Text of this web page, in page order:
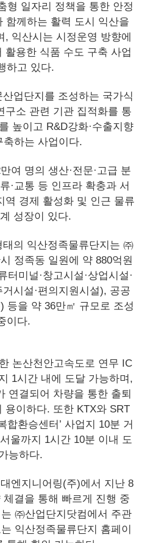
형 일자리 정책을 통한 안정
함께하는 활력 도시 익산을
, 익산시는 시정운영 방향에
활용한 식품 수도 구축 사업
하고 있다.
업단지를 조성하는 국가식
구소 관련 기관 집적화를 통
높이고 R&D강화·수출지향
축하는 사업이다.
여 명의 생산·전문·고급 분
·교통 등 인프라 확충과 서
역 경제 활성화 및 인근 물류
성장이 있다.
의 익산정족물류단지는 ㈜
정족동 일원에 약 880억원
터미널·창고시설·상업시설·
시설·편의지원시설), 공공
등을 약 36만㎡ 규모로 조성
이다.
논산천안고속도로 연무 IC
1시간 내에 도달 가능하며,
연결되어 차량을 통한 출퇴
용이하다. 또한 KTX와 SRT
합환승센터’ 사업지 10분 거
울까지 1시간 10분 이내 도
능하다.
엔지니어링(주)에서 지난 8
결을 통해 빠르게 진행 중
㈜산업단지닷컴에서 주관
익산정족물류단지 홈페이